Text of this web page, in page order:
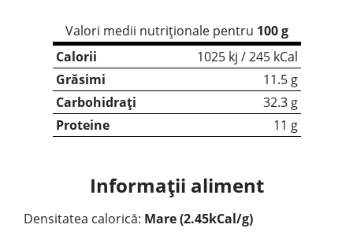
Valori medii nutriționale pentru 100 g
Calorii
1025 kj / 245 kCal
Grăsimi
11.5 g
Carbohidrați
32.3 g
Proteine
11 g
Informații aliment
Densitatea calorică: Mare (2.45kCal/g)